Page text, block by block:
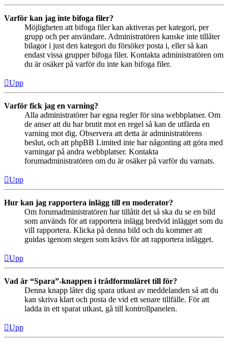
Varför kan jag inte bifoga filer?
Möjligheten att bifoga filer kan aktiveras per kategori, per
grupp och per användare. Administratören kanske inte tillåter
bilagor i just den kategori du försöker posta i, eller så kan
endast vissa grupper bifoga filer. Kontakta administratören om
du är osäker på varför du inte kan bifoga filer.
Upp
Varför fick jag en varning?
Alla administratörer har egna regler för sina webbplatser. Om
de anser att du har brutit mot en regel så kan de utfärda en
varning mot dig. Observera att detta är administratörens
beslut, och att phpBB Limited inte har någonting att göra med
varningar på andra webbplatser. Kontakta
forumadministratören om du är osäker på varför du varnats.
Upp
Hur kan jag rapportera inlägg till en moderator?
Om forumadministratören har tillåtit det så ska du se en bild
som används för att rapportera inlägg bredvid inlägget som du
vill rapportera. Klicka på denna bild och du kommer att
guidas igenom stegen som krävs för att rapportera inlägget.
Upp
Vad är “Spara”-knappen i trådformuläret till för?
Denna knapp låter dig spara utkast av meddelanden så att du
kan skriva klart och posta de vid ett senare tillfälle. För att
ladda in ett sparat utkast, gå till kontrollpanelen.
Upp